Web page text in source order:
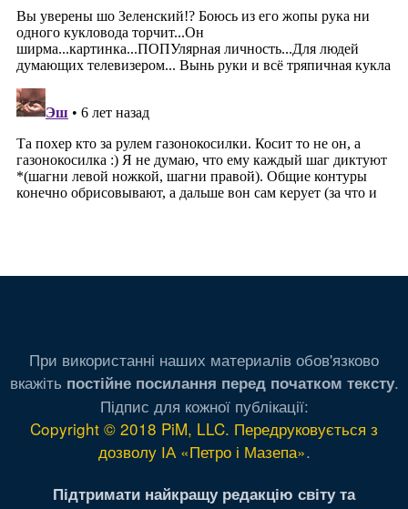
При використанні наших материалів обов'язково
вкажіть постійне посилання перед початком тексту.
Підпис для кожної публікації:
Copyright © 2018 PiM, LLC. Передруковується з
дозволу ІА «Петро і Мазепа».
Підтримати найкращу редакцію світу та